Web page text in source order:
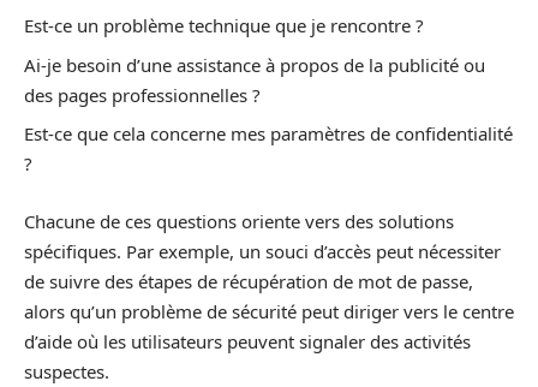
Est-ce un problème technique que je rencontre ?
Ai-je besoin d’une assistance à propos de la publicité ou
des pages professionnelles ?
Est-ce que cela concerne mes paramètres de confidentialité
?
Chacune de ces questions oriente vers des solutions
spécifiques. Par exemple, un souci d’accès peut nécessiter
de suivre des étapes de récupération de mot de passe,
alors qu’un problème de sécurité peut diriger vers le centre
d’aide où les utilisateurs peuvent signaler des activités
suspectes.